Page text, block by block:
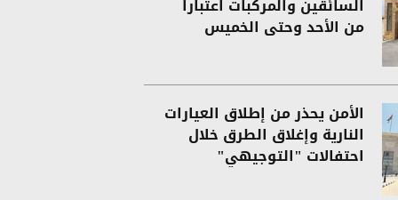
السائقين والمركبات اعتبارا
من الأحد وحتى الخميس
الأمن يحذر من إطلاق العيارات
النارية وإغلاق الطرق خلال
احتفالات "التوجيهي"